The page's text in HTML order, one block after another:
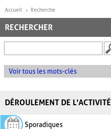
Accueil Recherche
RECHERCHER
Voir tous les mots-clés
DÉROULEMENT DE L'ACTIVITÉ
Sporadiques